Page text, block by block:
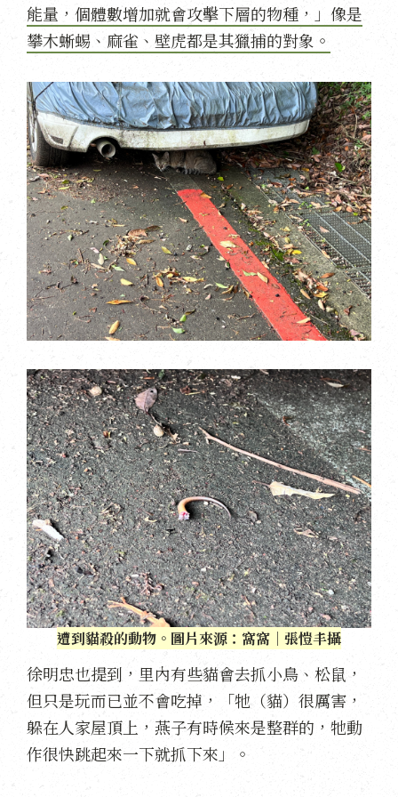
能量，個體數增加就會攻擊下層的物種，」像是
攀木蜥蜴、麻雀、壁虎都是其獵捕的對象。
遭到貓殺的動物。圖片來源：窩窩｜張愷丰攝
徐明忠也提到，里內有些貓會去抓小鳥、松鼠，
但只是玩而已並不會吃掉，「牠（貓）很厲害，
躲在人家屋頂上，燕子有時候來是整群的，牠動
作很快跳起來一下就抓下來」。